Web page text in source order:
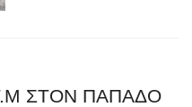
ΣΤΟΝ ΠΑΠΑΔΟ